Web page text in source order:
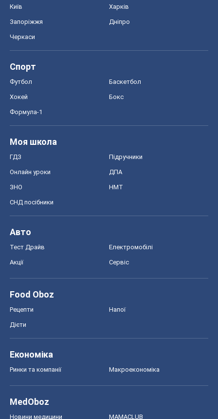
Київ Харків
Запоріжжя Дніпро
Черкаси
Спорт
Футбол Баскетбол
Хокей Бокс
Формула-1
Моя школа
ГДЗ Підручники
Онлайн уроки ДПА
ЗНО НМТ
СНД посібники
Авто
Тест Драйв Електромобілі
Акції Сервіс
Food Oboz
Рецепти Напої
Дієти
Економіка
Ринки та компанії Макроекономіка
MedOboz
Новини медицини MAMACLUB